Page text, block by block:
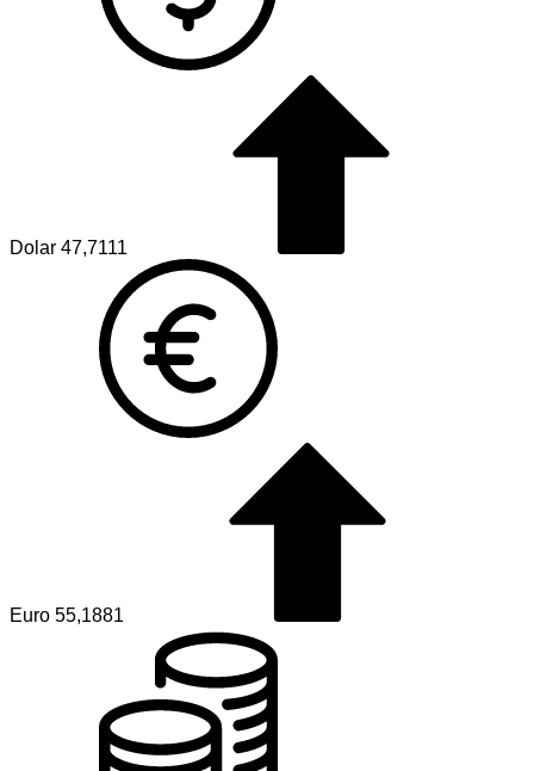
Dolar 47,7111
Euro 55,1881